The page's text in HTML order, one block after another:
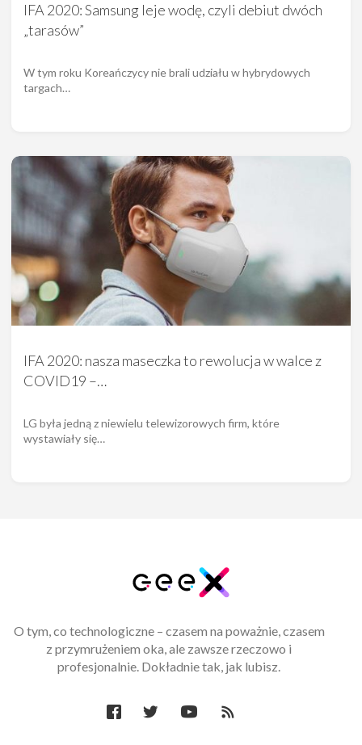
IFA 2020: Samsung leje wodę, czyli debiut dwóch
„tarasów”
W tym roku Koreańczycy nie brali udziału w hybrydowych
targach…
IFA 2020: nasza maseczka to rewolucja w walce z
COVID19 –…
LG była jedną z niewielu telewizorowych firm, które
wystawiały się…
O tym, co technologiczne – czasem na poważnie, czasem
z przymrużeniem oka, ale zawsze rzeczowo i
profesjonalnie. Dokładnie tak, jak lubisz.